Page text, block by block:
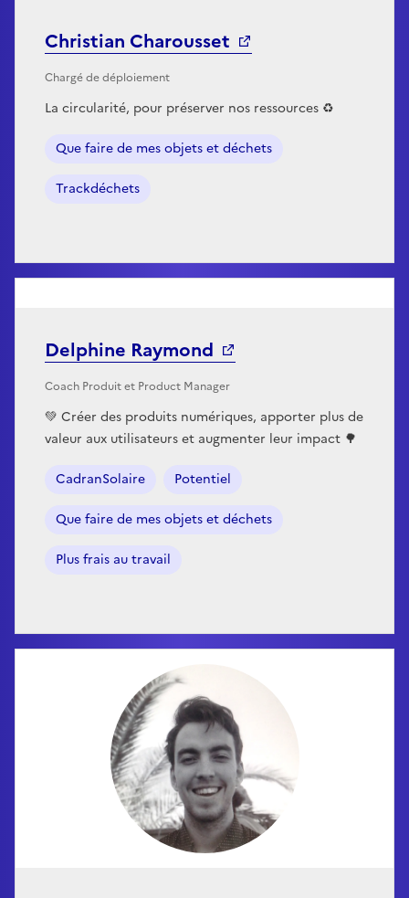
Christian Charousset
Chargé de déploiement
La circularité, pour préserver nos ressources ♻
Que faire de mes objets et déchets
Trackdéchets
Delphine Raymond
Coach Produit et Product Manager
💚 Créer des produits numériques, apporter plus de
valeur aux utilisateurs et augmenter leur impact 🌳
CadranSolaire Potentiel
Que faire de mes objets et déchets
Plus frais au travail